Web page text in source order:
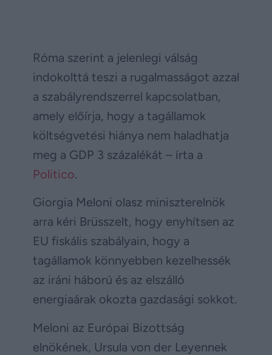
Róma szerint a jelenlegi válság
indokolttá teszi a rugalmasságot azzal
a szabályrendszerrel kapcsolatban,
amely előírja, hogy a tagállamok
költségvetési hiánya nem haladhatja
meg a GDP 3 százalékát – írta a
Politico.
Giorgia Meloni olasz miniszterelnök
arra kéri Brüsszelt, hogy enyhítsen az
EU fiskális szabályain, hogy a
tagállamok könnyebben kezelhessék
az iráni háború és az elszálló
energiaárak okozta gazdasági sokkot.
Meloni az Európai Bizottság
elnökének, Ursula von der Leyennek